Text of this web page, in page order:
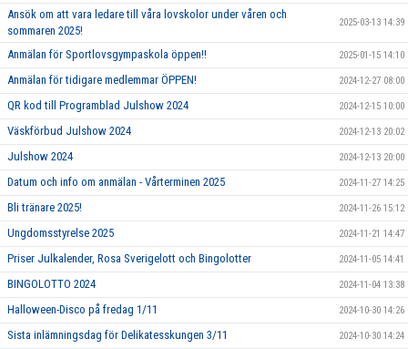
Ansök om att vara ledare till våra lovskolor under våren och
sommaren 2025!
2025-03-13 14:39
Anmälan för Sportlovsgympaskola öppen!! 2025-01-15 14:10
Anmälan för tidigare medlemmar ÖPPEN! 2024-12-27 08:00
QR kod till Programblad Julshow 2024 2024-12-15 10:00
Väskförbud Julshow 2024 2024-12-13 20:02
Julshow 2024 2024-12-13 20:00
Datum och info om anmälan - Vårterminen 2025 2024-11-27 14:25
Bli tränare 2025! 2024-11-26 15:12
Ungdomsstyrelse 2025 2024-11-21 14:47
Priser Julkalender, Rosa Sverigelott och Bingolotter 2024-11-05 14:41
BINGOLOTTO 2024 2024-11-04 13:38
Halloween-Disco på fredag 1/11 2024-10-30 14:26
Sista inlämningsdag för Delikatesskungen 3/11 2024-10-30 14:24